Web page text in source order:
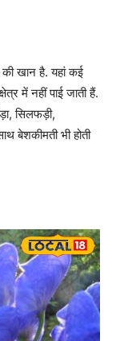
की खान है. यहां कई
में नहीं पाई जाती हैं.
सिलफड़ी,
बेशकीमती भी होती